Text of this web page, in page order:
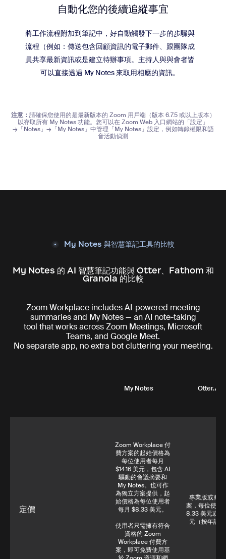
自動化您的後續追縱事宜
將工作流程附加到筆記中，好自動觸發下一步的步驟與
流程（例如：傳送包含回顧資訊的電子郵件、跟團隊成
員共享最新資訊或是建立待辦事項。主持人與與會者皆
可以直接透過 My Notes 來取用相應的資訊。
注意： 請確保您使用的是最新版本的 Zoom 用戶端（版本 6.7.5 或以上版本）
以存取所有 My Notes 功能。您可以在 Zoom Web 入口網站的「設定」
→「Notes」→「My Notes」中管理「My Notes」設定，例如轉錄權限和語
音活動偵測
My Notes 與智慧筆記工具的比較
My Notes 的 AI 智慧筆記功能與 Otter、Fathom 和
Granola 的比較
Zoom Workplace includes AI-powered meeting
summaries and My Notes — an AI note-taking
tool that works across Zoom Meetings, Microsoft
Teams, and Google Meet.
No separate app, no extra bot cluttering your meeting.
My Notes Otter.AI
定價
Zoom Workplace 付
費方案的起始價格為
每位使用者每月
$14.16 美元，包含 AI
驅動的會議摘要和
My Notes。也可作
為獨立方案提供，起
始價格為每位使用者
每月 $8.33 美元。
使用者只需擁有符合
資格的 Zoom
Workplace 付費方
案，即可免費使用基
專業版或商
案，每位使用
8.33 美元或
元（按年計